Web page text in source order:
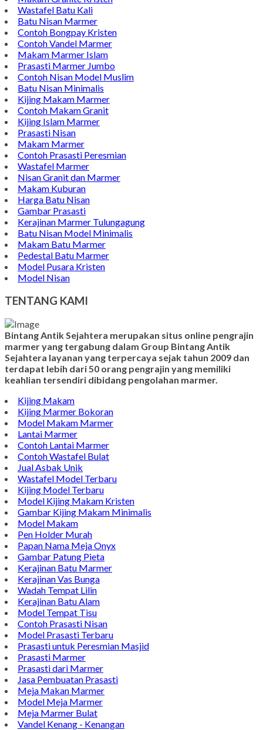
Wastafel Batu Kali
Batu Nisan Marmer
Contoh Bongpay Kristen
Contoh Vandel Marmer
Makam Marmer Islam
Prasasti Marmer Jumbo
Contoh Nisan Model Muslim
Batu Nisan Minimalis
Kijing Makam Marmer
Contoh Makam Granit
Kijing Islam Marmer
Prasasti Nisan
Makam Marmer
Contoh Prasasti Peresmian
Wastafel Marmer
Nisan Granit dan Marmer
Makam Kuburan
Harga Batu Nisan
Gambar Prasasti
Kerajinan Marmer Tulungagung
Batu Nisan Model Minimalis
Makam Batu Marmer
Pedestal Batu Marmer
Model Pusara Kristen
Model Nisan
TENTANG KAMI
Bintang Antik Sejahtera merupakan situs online pengrajin
marmer yang tergabung dalam Group Bintang Antik
Sejahtera layanan yang terpercaya sejak tahun 2009 dan
terdapat lebih dari 50 orang pengrajin yang memiliki
keahlian tersendiri dibidang pengolahan marmer.
Kijing Makam
Kijing Marmer Bokoran
Model Makam Marmer
Lantai Marmer
Contoh Lantai Marmer
Contoh Wastafel Bulat
Jual Asbak Unik
Wastafel Model Terbaru
Kijing Model Terbaru
Model Kijing Makam Kristen
Gambar Kijing Makam Minimalis
Model Makam
Pen Holder Murah
Papan Nama Meja Onyx
Gambar Patung Pieta
Kerajinan Batu Marmer
Kerajinan Vas Bunga
Wadah Tempat Lilin
Kerajinan Batu Alam
Model Tempat Tisu
Contoh Prasasti Nisan
Model Prasasti Terbaru
Prasasti untuk Peresmian Masjid
Prasasti Marmer
Prasasti dari Marmer
Jasa Pembuatan Prasasti
Meja Makan Marmer
Model Meja Marmer
Meja Marmer Bulat
Vandel Kenang - Kenangan